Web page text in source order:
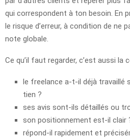
qui correspondent à ton besoin. En
le risque d’erreur, à condition de ne
note globale.
Ce qu’il faut regarder, c’est aussi la
le freelance a-t-il déjà travaillé
tien ?
ses avis sont-ils détaillés ou
son positionnement est-il clair
répond-il rapidement et